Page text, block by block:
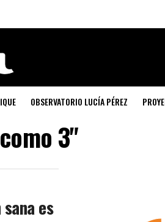
OBSERVATORIO LUCÍA PÉREZ
3"
es